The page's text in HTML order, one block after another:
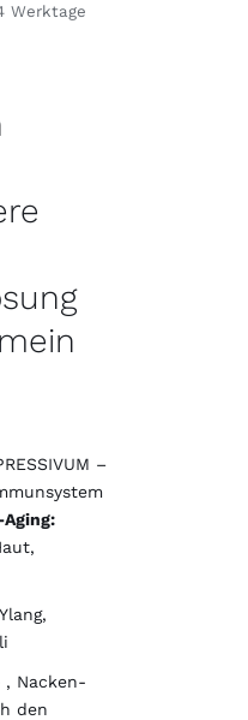
Werktage
–
, Nacken-
den